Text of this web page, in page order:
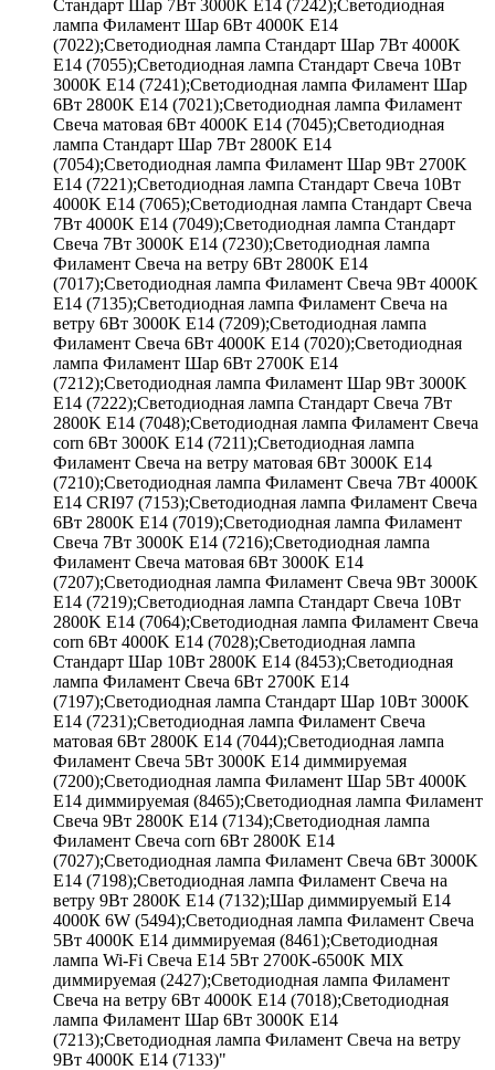
Стандарт Шар 7Вт 3000K E14 (7242);Светодиодная
лампа Филамент Шар 6Вт 4000K E14
(7022);Светодиодная лампа Стандарт Шар 7Вт 4000K
E14 (7055);Светодиодная лампа Стандарт Свеча 10Вт
3000K E14 (7241);Светодиодная лампа Филамент Шар
6Вт 2800K E14 (7021);Светодиодная лампа Филамент
Свеча матовая 6Вт 4000K E14 (7045);Светодиодная
лампа Стандарт Шар 7Вт 2800K E14
(7054);Светодиодная лампа Филамент Шар 9Вт 2700K
E14 (7221);Светодиодная лампа Стандарт Свеча 10Вт
4000K E14 (7065);Светодиодная лампа Стандарт Свеча
7Вт 4000K E14 (7049);Светодиодная лампа Стандарт
Свеча 7Вт 3000K E14 (7230);Светодиодная лампа
Филамент Свеча на ветру 6Вт 2800K E14
(7017);Светодиодная лампа Филамент Свеча 9Вт 4000K
E14 (7135);Светодиодная лампа Филамент Свеча на
ветру 6Вт 3000K E14 (7209);Светодиодная лампа
Филамент Свеча 6Вт 4000K E14 (7020);Светодиодная
лампа Филамент Шар 6Вт 2700K E14
(7212);Светодиодная лампа Филамент Шар 9Вт 3000K
E14 (7222);Светодиодная лампа Стандарт Свеча 7Вт
2800K E14 (7048);Светодиодная лампа Филамент Свеча
corn 6Вт 3000K E14 (7211);Светодиодная лампа
Филамент Свеча на ветру матовая 6Вт 3000K E14
(7210);Светодиодная лампа Филамент Свеча 7Вт 4000K
E14 CRI97 (7153);Светодиодная лампа Филамент Свеча
6Вт 2800K E14 (7019);Светодиодная лампа Филамент
Свеча 7Вт 3000K E14 (7216);Светодиодная лампа
Филамент Свеча матовая 6Вт 3000K E14
(7207);Светодиодная лампа Филамент Свеча 9Вт 3000K
E14 (7219);Светодиодная лампа Стандарт Свеча 10Вт
2800K E14 (7064);Светодиодная лампа Филамент Свеча
corn 6Вт 4000K E14 (7028);Светодиодная лампа
Стандарт Шар 10Вт 2800K E14 (8453);Светодиодная
лампа Филамент Свеча 6Вт 2700K E14
(7197);Светодиодная лампа Стандарт Шар 10Вт 3000K
E14 (7231);Светодиодная лампа Филамент Свеча
матовая 6Вт 2800K E14 (7044);Светодиодная лампа
Филамент Свеча 5Вт 3000K E14 диммируемая
(7200);Светодиодная лампа Филамент Шар 5Вт 4000K
E14 диммируемая (8465);Светодиодная лампа Филамент
Свеча 9Вт 2800K E14 (7134);Светодиодная лампа
Филамент Свеча corn 6Вт 2800K E14
(7027);Светодиодная лампа Филамент Свеча 6Вт 3000K
E14 (7198);Светодиодная лампа Филамент Свеча на
ветру 9Вт 2800K E14 (7132);Шар диммируемый Е14
4000К 6W (5494);Светодиодная лампа Филамент Свеча
5Вт 4000K E14 диммируемая (8461);Светодиодная
лампа Wi-Fi Свеча E14 5Вт 2700K-6500K MIX
диммируемая (2427);Светодиодная лампа Филамент
Свеча на ветру 6Вт 4000K E14 (7018);Светодиодная
лампа Филамент Шар 6Вт 3000K E14
(7213);Светодиодная лампа Филамент Свеча на ветру
9Вт 4000K E14 (7133)"